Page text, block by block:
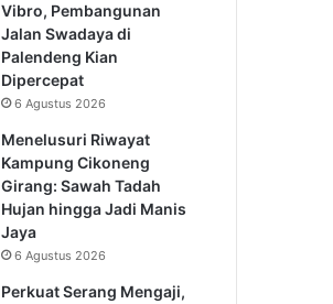
Vibro, Pembangunan
Jalan Swadaya di
Palendeng Kian
Dipercepat
6 Agustus 2026
Menelusuri Riwayat
Kampung Cikoneng
Girang: Sawah Tadah
Hujan hingga Jadi Manis
Jaya
6 Agustus 2026
Perkuat Serang Mengaji,